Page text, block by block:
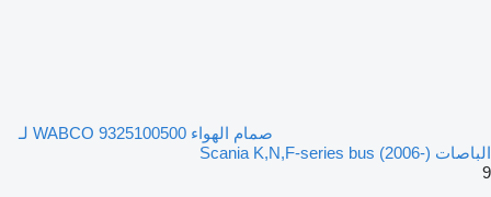
صمام الهواء WABCO 9325100500 لـ
الباصات Scania K,N,F-series bus (2006-)
9